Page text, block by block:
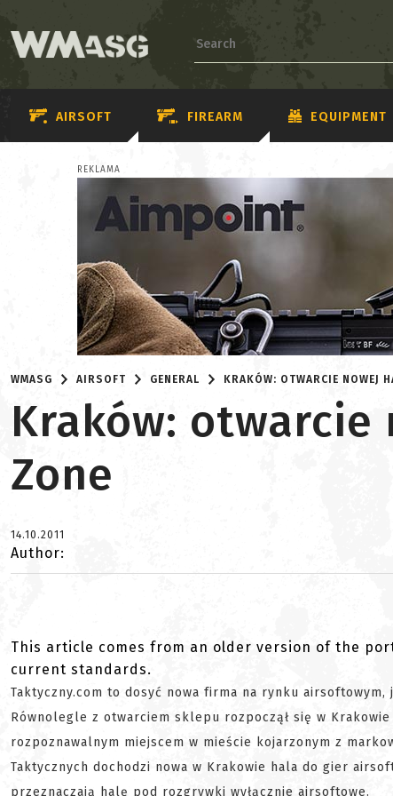
AIRSOFT FIREARM EQUIPMENT
REKLAMA
WMASG AIRSOFT GENERAL KRAKÓW: OTWARCIE NOWEJ
Kraków:
Zone
14.10.2011
Author:
This article comes from an older version of the
current standards.
Taktyczny.com to dosyć nowa firma na rynku
Równolegle z otwarciem sklepu rozpoczął się w
rozpoznawalnym miejscem w mieście kojarzonym z
Taktycznych dochodzi nowa w Krakowie hala do gier
przeznaczają halę pod rozgrywki wyłącznie airsoftowe.